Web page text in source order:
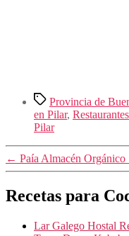
Etiquetas
Provincia de
en Pilar,
Pilar
← Paía Almacén Orgánico
Recetas para
Lar Galego Hostal